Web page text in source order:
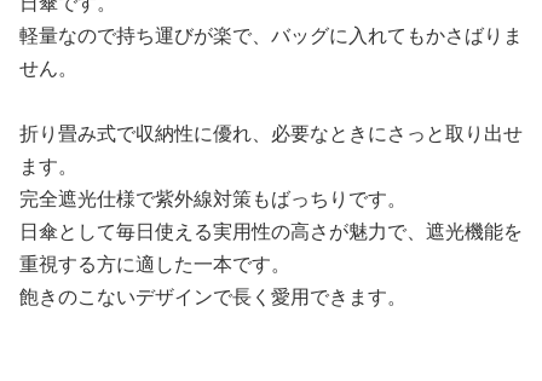
軽量なので持ち運びが楽で、バッグに入れてもかさばりま
せん。
折り畳み式で収納性に優れ、必要なときにさっと取り出せ
ます。
完全遮光仕様で紫外線対策もばっちりです。
日傘として毎日使える実用性の高さが魅力で、遮光機能を
重視する方に適した一本です。
飽きのこないデザインで長く愛用できます。